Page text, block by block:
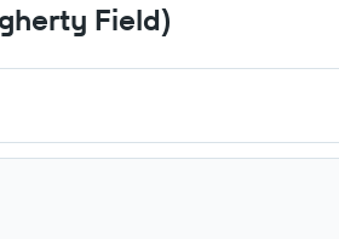
Field)